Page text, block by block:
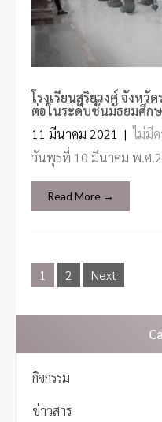
โรงเรียนสุริยวงศ์ จังห
ต่อในระดับชั้นมัธยมศึก
11 มีนาคม 2021 |ไม่มี
วันพุธที่ 10 มีนาคม พ.ศ
Read More →
P
t
v
g
1 2 Next
กิจกรรม
ข่าวสาร